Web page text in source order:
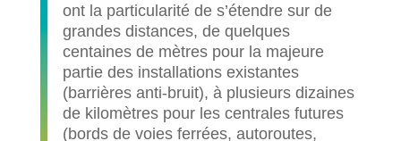
ont la particularité de s’étendre sur de
grandes distances, de quelques
centaines de mètres pour la majeure
partie des installations existantes
(barrières anti-bruit), à plusieurs dizaines
de kilomètres pour les centrales futures
(bords de voies ferrées, autoroutes,